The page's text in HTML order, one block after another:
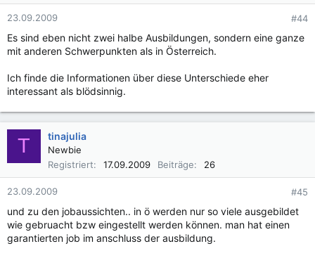
23.09.2009 #44
Es sind eben nicht zwei halbe Ausbildungen, sondern eine ganze
mit anderen Schwerpunkten als in Österreich.
Ich finde die Informationen über diese Unterschiede eher
interessant als blödsinnig.
T tinajulia
Newbie
Registriert
17.09.2009 Beiträge 26
23.09.2009 #45
und zu den jobaussichten.. in ö werden nur so viele ausgebildet
wie gebruacht bzw eingestellt werden können. man hat einen
garantierten job im anschluss der ausbildung.